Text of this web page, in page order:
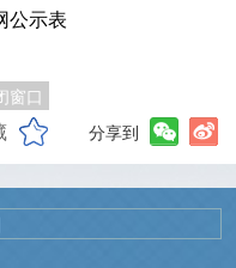
公示表
窗口
分享到